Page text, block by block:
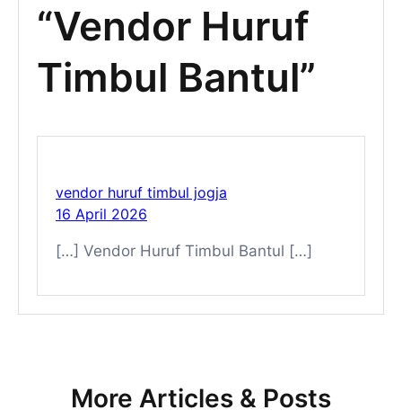
“Vendor Huruf
Timbul Bantul”
vendor huruf timbul jogja
16 April 2026
[…] Vendor Huruf Timbul Bantul […]
More Articles & Posts